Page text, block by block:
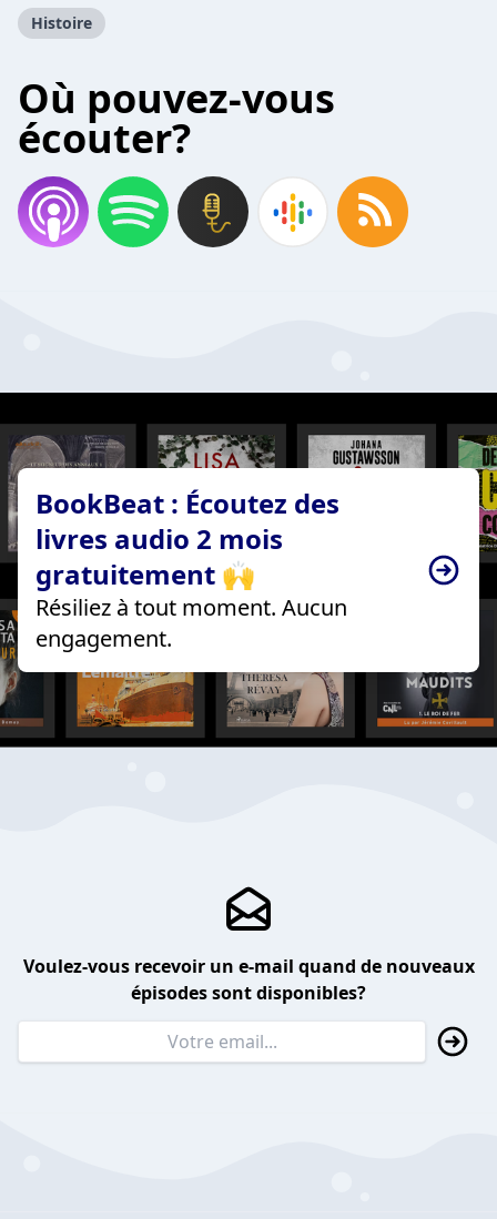
Histoire
Où pouvez-vous
écouter?
BookBeat : Écoutez des
livres audio 2 mois
gratuitement 🙌
Résiliez à tout moment. Aucun
engagement.
Voulez-vous recevoir un e-mail quand de nouveaux
épisodes sont disponibles?